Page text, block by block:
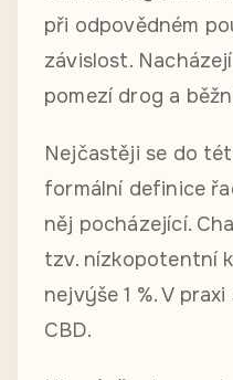
při odpovědném
závislost.
pomezí drog a
Nejčastěji se do
formální definice
něj pocházející.
tzv. nízkopotentní
nejvýše 1 %. V
CBD.